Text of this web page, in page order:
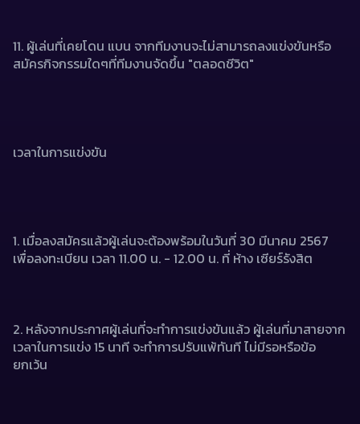
11. ผู้เล่นที่เคยโดน แบน จากทีมงานจะไม่สามารถลงแข่งขันหรือ
สมัครกิจกรรมใดๆที่ทีมงานจัดขึ้น "ตลอดชีวิต"
เวลาในการแข่งขัน
1. เมื่อลงสมัครแล้วผู้เล่นจะต้องพร้อมในวันที่ 30 มีนาคม 2567
เพื่อลงทะเบียน เวลา 11.00 น. - 12.00 น. ที่ ห้าง เซียร์รังสิต
2. หลังจากประกาศผู้เล่นที่จะทําการแข่งขันแล้ว ผู้เล่นที่มาสายจาก
เวลาในการแข่ง 15 นาที จะทําการปรับแพ้ทันที ไม่มีรอหรือข้อ
ยกเว้น